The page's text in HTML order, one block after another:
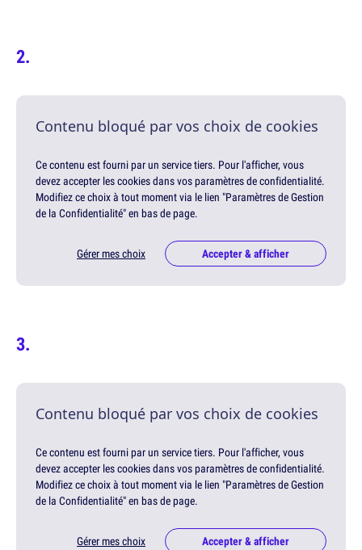
Contenu bloqué par vos choix de cookies
Ce contenu est fourni par un service tiers. Pour l'afficher, vous
devez accepter les cookies dans vos paramètres de confidentialité.
Modifiez ce choix à tout moment via le lien "Paramètres de Gestion
de la Confidentialité" en bas de page.
Gérer mes choix Accepter & afficher
Contenu bloqué par vos choix de cookies
Ce contenu est fourni par un service tiers. Pour l'afficher, vous
devez accepter les cookies dans vos paramètres de confidentialité.
Modifiez ce choix à tout moment via le lien "Paramètres de Gestion
de la Confidentialité" en bas de page.
Gérer mes choix Accepter & afficher